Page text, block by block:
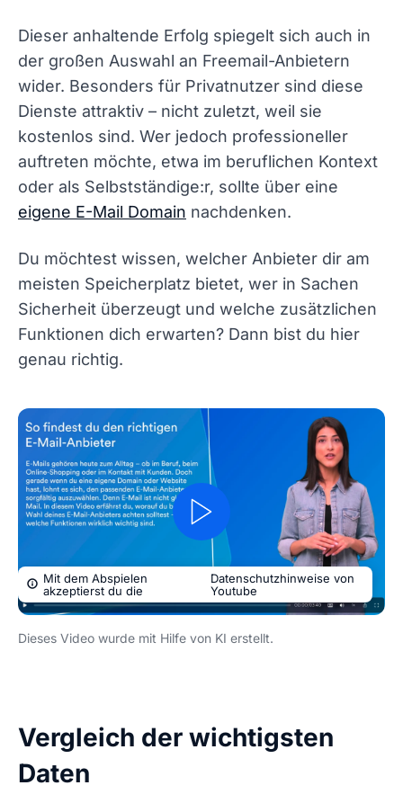
Dieser anhaltende Erfolg spiegelt sich auch in
der großen Auswahl an Freemail-Anbietern
wider. Besonders für Privatnutzer sind diese
Dienste attraktiv – nicht zuletzt, weil sie
kostenlos sind. Wer jedoch professioneller
auftreten möchte, etwa im beruflichen Kontext
oder als Selbstständige:r, sollte über eine
eigene E-Mail Domain nachdenken.
Du möchtest wissen, welcher Anbieter dir am
meisten Speicherplatz bietet, wer in Sachen
Sicherheit überzeugt und welche zusätzlichen
Funktionen dich erwarten? Dann bist du hier
genau richtig.
Mit dem Abspielen
akzeptierst du die
Datenschutzhinweise von
Youtube
Dieses Video wurde mit Hilfe von KI erstellt.
Vergleich der wichtigsten
Daten